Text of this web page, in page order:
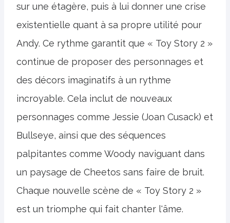
sur une étagère, puis à lui donner une crise
existentielle quant à sa propre utilité pour
Andy. Ce rythme garantit que « Toy Story 2 »
continue de proposer des personnages et
des décors imaginatifs à un rythme
incroyable. Cela inclut de nouveaux
personnages comme Jessie (Joan Cusack) et
Bullseye, ainsi que des séquences
palpitantes comme Woody naviguant dans
un paysage de Cheetos sans faire de bruit.
Chaque nouvelle scène de « Toy Story 2 »
est un triomphe qui fait chanter l'âme.